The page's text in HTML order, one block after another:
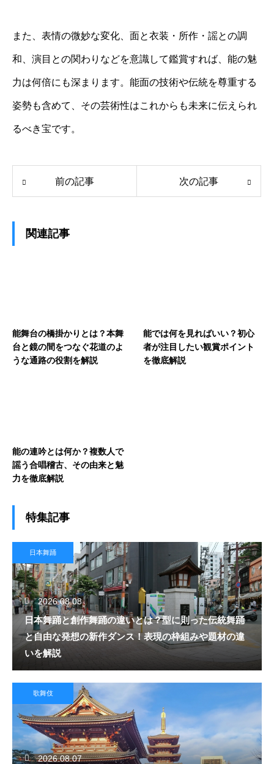
また、表情の微妙な変化、面と衣装・所作・謡との調
和、演目との関わりなどを意識して鑑賞すれば、能の魅
力は何倍にも深まります。能面の技術や伝統を尊重する
姿勢も含めて、その芸術性はこれからも未来に伝えられ
るべき宝です。
前の記事 次の記事
関連記事
能舞台の橋掛かりとは？本舞
台と鏡の間をつなぐ花道のよ
うな通路の役割を解説
能では何を見ればいい？初心
者が注目したい観賞ポイント
を徹底解説
能の連吟とは何か？複数人で
謡う合唱稽古、その由来と魅
力を徹底解説
特集記事
日本舞踊
2026.08.08
日本舞踊と創作舞踊の違いとは？型に則った伝統舞踊
と自由な発想の新作ダンス！表現の枠組みや題材の違
いを解説
歌舞伎
2026.08.07